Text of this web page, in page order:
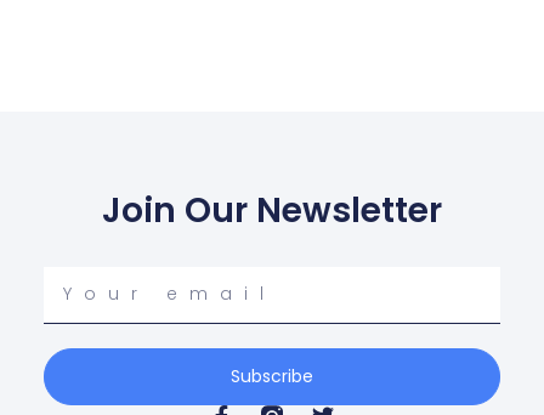
Join Our Newsletter
email
Subscribe